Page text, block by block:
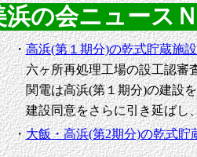
浜の会ニュース
・高浜(第１期分)の乾式貯蔵施
六ヶ所再処理工場の設工認審
関電は高浜(第１期分)の建設を
建設同意をさらに引き延ばし
・大飯・高浜(第2期分)の乾式貯